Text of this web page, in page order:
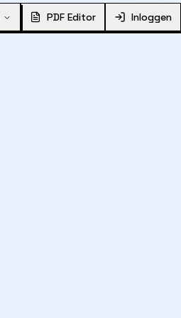
PDF Editor Inloggen